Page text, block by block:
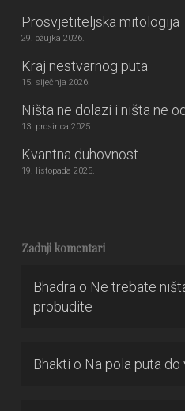
Prosvjetiteljska mitologija
29. ožujka 2026.
Kraj nestvarnog puta
15. siječnja 2026.
Ništa ne dolazi i ništa ne
13. prosinca 2025.
Kvantna duhovnost
19. listopada 2025.
Zadnji komentari
Bhadra o Ne trebate
probudite
Bhakti o Na pola puta do